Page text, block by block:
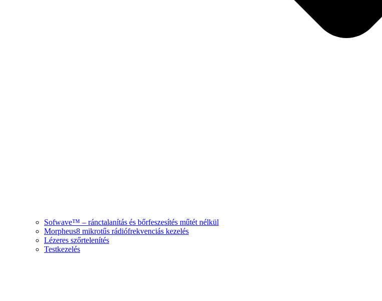
Sofwave™ – ránctalanítás és bőrfeszesítés műtét nélkül
Morpheus8 mikrotűs rádiófrekvenciás kezelés
Lézeres szőrtelenítés
Testkezelés